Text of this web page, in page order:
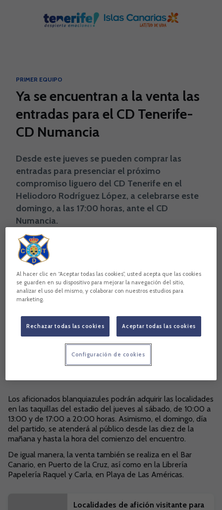
PRIMER EQUIPO
Ya se encuentran a la venta las
entradas para el CD Tenerife-
CD Numancia
Desde este jueves se pueden comprar las
entradas para presenciar el próximo
compromiso liguero del CD Tenerife en el
Heliodoro Rodríguez López, a celebrarse este
domingo, a las 17:00 horas, ante el CD
Numancia.
Copiar enlace
Los aficionados blanquiazules podrán adquirir las localidades
en las taquillas del estadio del jueves al sábado, de 10:00 a
13:00 y de 17:00 a 20:00 horas. Asimismo, el domingo, día
del partido, se atenderá al público desde las diez de la
mañana y hasta la hora del comienzo del encuentro.
De igual manera, la venta también se realiza en el Bar
Canario, en Puerto de la Cruz, así como en la Librería
Papelería Raquel y Carla, en Playa de Las Américas.
Localidades de afición visitante para
Al hacer clic en “Aceptar todas las cookies”, usted acepta que las cookies
se guarden en su dispositivo para mejorar la navegación del sitio,
analizar el uso del mismo, y colaborar con nuestros estudios para
marketing.
Rechazar todas las cookies Aceptar todas las cookies
Configuración de cookies